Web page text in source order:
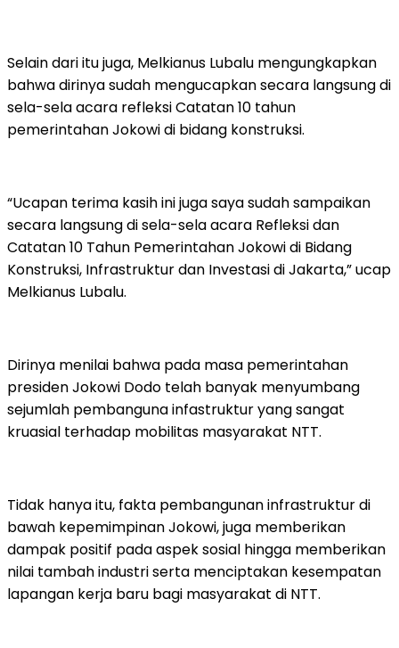
Selain dari itu juga, Melkianus Lubalu mengungkapkan
bahwa dirinya sudah mengucapkan secara langsung di
sela-sela acara refleksi Catatan 10 tahun
pemerintahan Jokowi di bidang konstruksi.
“Ucapan terima kasih ini juga saya sudah sampaikan
secara langsung di sela-sela acara Refleksi dan
Catatan 10 Tahun Pemerintahan Jokowi di Bidang
Konstruksi, Infrastruktur dan Investasi di Jakarta,” ucap
Melkianus Lubalu.
Dirinya menilai bahwa pada masa pemerintahan
presiden Jokowi Dodo telah banyak menyumbang
sejumlah pembanguna infastruktur yang sangat
kruasial terhadap mobilitas masyarakat NTT.
Tidak hanya itu, fakta pembangunan infrastruktur di
bawah kepemimpinan Jokowi, juga memberikan
dampak positif pada aspek sosial hingga memberikan
nilai tambah industri serta menciptakan kesempatan
lapangan kerja baru bagi masyarakat di NTT.